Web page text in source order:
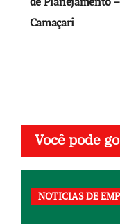
Post
Camaçari
Você pode
NOTICIAS DE